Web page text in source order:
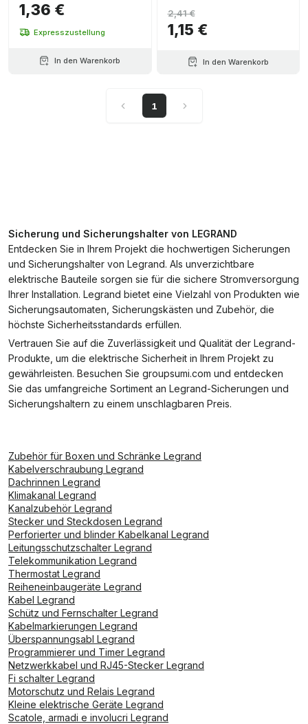
1,36 €
Expresszustellung
In den Warenkorb
1,15 €
2,41 €
In den Warenkorb
1
Sicherung und Sicherungshalter von LEGRAND
Entdecken Sie in Ihrem Projekt die hochwertigen Sicherungen
und Sicherungshalter von Legrand. Als unverzichtbare
elektrische Bauteile sorgen sie für die sichere Stromversorgung
Ihrer Installation. Legrand bietet eine Vielzahl von Produkten wie
Sicherungsautomaten, Sicherungskästen und Zubehör, die
höchste Sicherheitsstandards erfüllen.
Vertrauen Sie auf die Zuverlässigkeit und Qualität der Legrand-
Produkte, um die elektrische Sicherheit in Ihrem Projekt zu
gewährleisten. Besuchen Sie groupsumi.com und entdecken
Sie das umfangreiche Sortiment an Legrand-Sicherungen und
Sicherungshaltern zu einem unschlagbaren Preis.
Zubehör für Boxen und Schränke Legrand
Kabelverschraubung Legrand
Dachrinnen Legrand
Klimakanal Legrand
Kanalzubehör Legrand
Stecker und Steckdosen Legrand
Perforierter und blinder Kabelkanal Legrand
Leitungsschutzschalter Legrand
Telekommunikation Legrand
Thermostat Legrand
Reiheneinbaugeräte Legrand
Kabel Legrand
Schütz und Fernschalter Legrand
Kabelmarkierungen Legrand
Überspannungsabl Legrand
Programmierer und Timer Legrand
Netzwerkkabel und RJ45-Stecker Legrand
Fi schalter Legrand
Motorschutz und Relais Legrand
Kleine elektrische Geräte Legrand
Scatole, armadi e involucri Legrand